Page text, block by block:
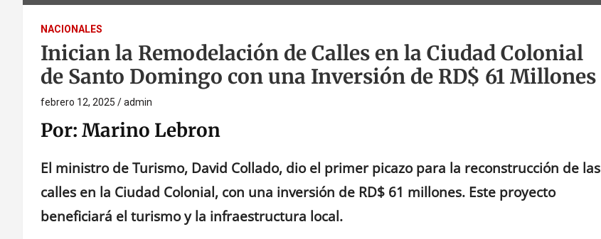
NACIONALES
Inician la Remodelación de Calles en la Ciudad Colonial
de Santo Domingo con una Inversión de RD$ 61 Millones
febrero 12, 2025 admin
Por: Marino Lebron
El ministro de Turismo, David Collado, dio el primer picazo para la reconstrucción de las
calles en la Ciudad Colonial, con una inversión de RD$ 61 millones. Este proyecto
beneficiará el turismo y la infraestructura local.